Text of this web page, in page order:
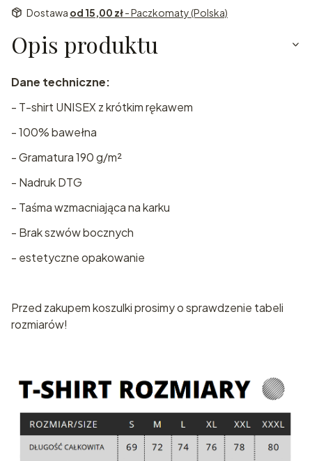
Dostawa od 15,00 zł- Paczkomaty (Polska)
Opis produktu
Dane techniczne:
- T-shirt UNISEX z krótkim rękawem
- 100% bawełna
- Gramatura 190 g/m²
- Nadruk DTG
- Taśma wzmacniająca na karku
- Brak szwów bocznych
- estetyczne opakowanie
Przed zakupem koszulki prosimy o sprawdzenie tabeli
rozmiarów!